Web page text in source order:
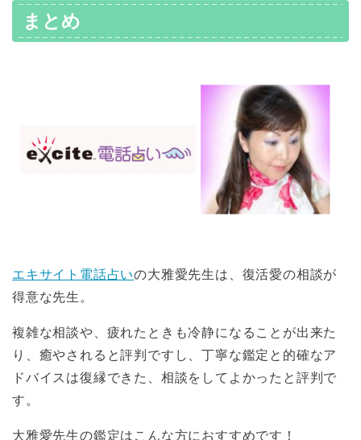
まとめ
エキサイト電話占いの大雅愛先生は、復活愛の相談が
得意な先生。
複雑な相談や、疲れたときも冷静になることが出来た
り、癒やされると評判ですし、丁寧な鑑定と的確なア
ドバイスは復縁できた、相談をしてよかったと評判で
す。
大雅愛先生の鑑定はこんな方におすすめです！